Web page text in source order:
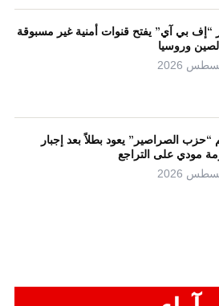
“إف بي آي” يفتح قنوات أمنية غير مسبوقة
وروسيا
“حزب الصراصير” يعود بطلاً بعد إجبار
مودي على التراجع